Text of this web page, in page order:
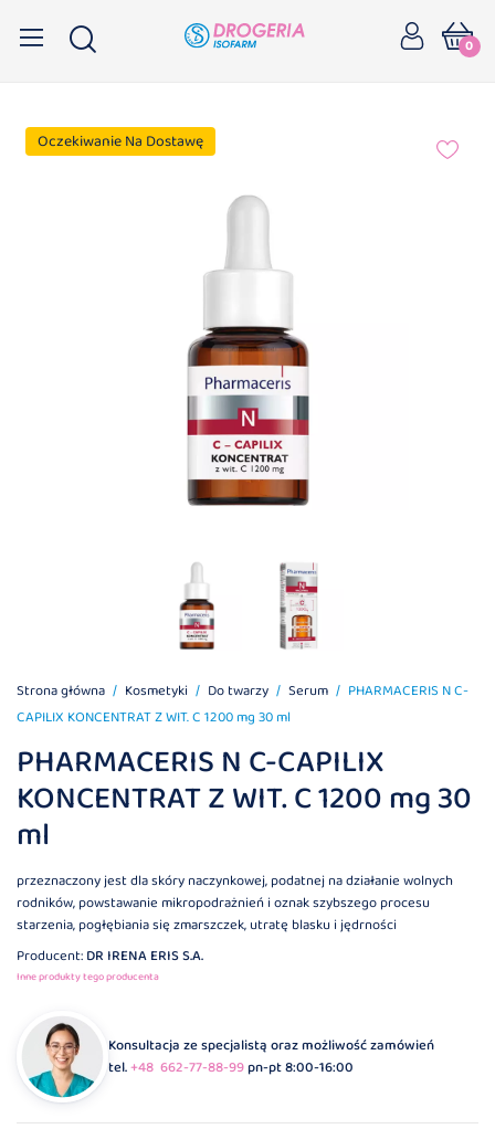
0
Oczekiwanie Na Dostawę
Strona główna Kosmetyki Do twarzy Serum
PHARMACERIS N C-
CAPILIX KONCENTRAT Z WIT. C 1200 mg 30 ml
PHARMACERIS N C-CAPILIX
KONCENTRAT Z WIT. C 1200 mg 30
ml
przeznaczony jest dla skóry naczynkowej, podatnej na działanie wolnych
rodników, powstawanie mikropodrażnień i oznak szybszego procesu
starzenia, pogłębiania się zmarszczek, utratę blasku i jędrności
Producent:DR IRENA ERIS S.A.
Inne produkty tego producenta
Konsultacja ze specjalistą oraz możliwość zamówień
tel.+48 662-77-88-99pn-pt 8:00-16:00